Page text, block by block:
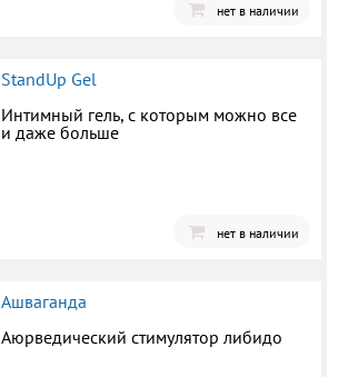
нет в наличии
StandUp Gel
Интимный гель, с которым можно все
и даже больше
нет в наличии
Ашваганда
Аюрведический стимулятор либидо